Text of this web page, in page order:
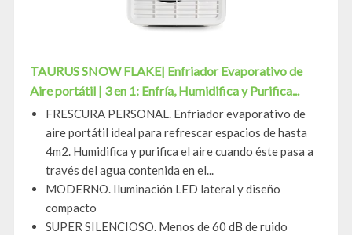
TAURUS SNOW FLAKE| Enfriador Evaporativo de
Aire portátil | 3 en 1: Enfría, Humidifica y Purifica...
FRESCURA PERSONAL. Enfriador evaporativo de
aire portátil ideal para refrescar espacios de hasta
4m2. Humidifica y purifica el aire cuando éste pasa a
través del agua contenida en el...
MODERNO. Iluminación LED lateral y diseño
compacto
SUPER SILENCIOSO. Menos de 60 dB de ruido